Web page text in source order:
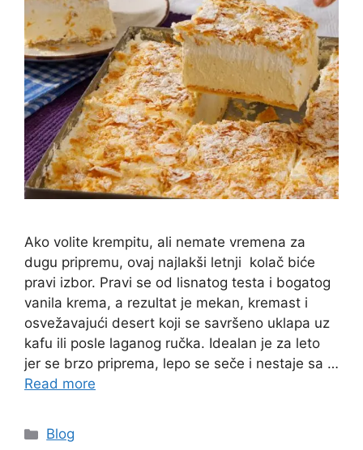
Ako volite krempitu, ali nemate vremena za
dugu pripremu, ovaj najlakši letnji kolač biće
pravi izbor. Pravi se od lisnatog testa i bogatog
vanila krema, a rezultat je mekan, kremast i
osvežavajući desert koji se savršeno uklapa uz
kafu ili posle laganog ručka. Idealan je za leto
jer se brzo priprema, lepo se seče i nestaje sa …
Read more
Categories
Blog